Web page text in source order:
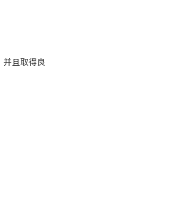
〔2018〕43 号）精神，更
强省建设，省委宣传部定于
，学风作风过硬，科研或
2 项条件：